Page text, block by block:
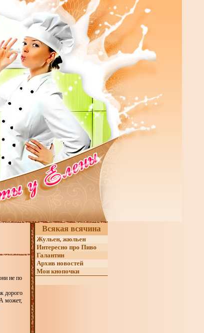
не по
дорого
А может,
Всякая всячина
Жульен, жюльен
Интересно про Пиво
Галантин
Архив новостей
Мои кнопочки